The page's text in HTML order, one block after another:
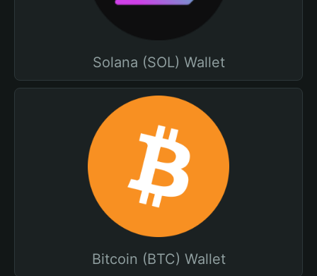
Solana (SOL) Wallet
Bitcoin (BTC) Wallet